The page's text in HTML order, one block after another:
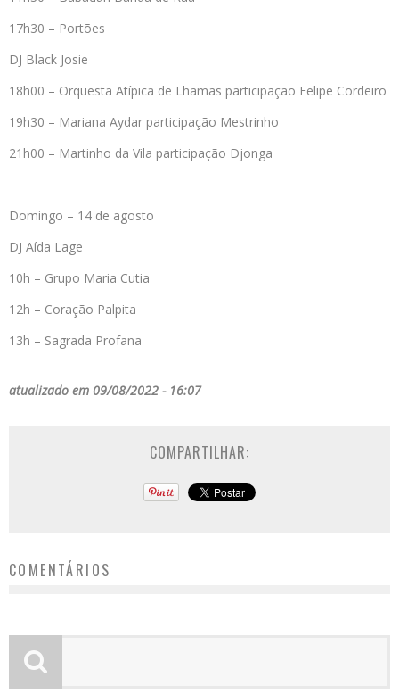
17h30 – Portões
DJ Black Josie
18h00 – Orquesta Atípica de Lhamas participação Felipe Cordeiro
19h30 – Mariana Aydar participação Mestrinho
21h00 – Martinho da Vila participação Djonga
Domingo – 14 de agosto
DJ Aída Lage
10h – Grupo Maria Cutia
12h – Coração Palpita
13h – Sagrada Profana
atualizado em 09/08/2022 - 16:07
COMPARTILHAR:
COMENTÁRIOS